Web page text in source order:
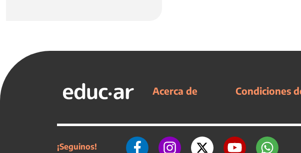
Acerca de Condiciones
¡Seguinos!